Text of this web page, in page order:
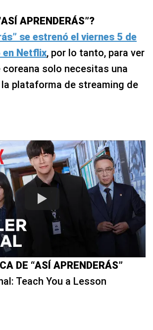
APRENDERÁS”?
se estrenó el viernes 5 de
en Netflix, por lo tanto, para ver
coreana solo necesitas una
plataforma de streaming de
DE “ASÍ APRENDERÁS”
Teach You a Lesson